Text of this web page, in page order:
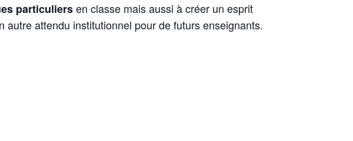
particuliersen classe mais aussi à créer un esprit
attendu institutionnel pour de futurs enseignants.